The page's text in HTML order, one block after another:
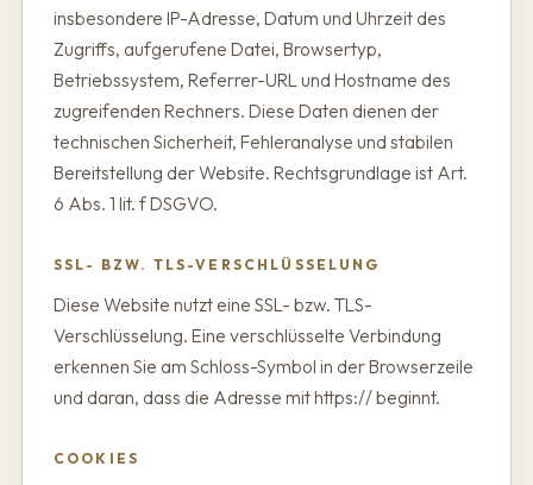
insbesondere IP-Adresse, Datum und Uhrzeit des
Zugriffs, aufgerufene Datei, Browsertyp,
Betriebssystem, Referrer-URL und Hostname des
zugreifenden Rechners. Diese Daten dienen der
technischen Sicherheit, Fehleranalyse und stabilen
Bereitstellung der Website. Rechtsgrundlage ist Art.
6 Abs. 1 lit. f DSGVO.
SSL- BZW. TLS-VERSCHLÜSSELUNG
Diese Website nutzt eine SSL- bzw. TLS-
Verschlüsselung. Eine verschlüsselte Verbindung
erkennen Sie am Schloss-Symbol in der Browserzeile
und daran, dass die Adresse mit https:// beginnt.
COOKIES